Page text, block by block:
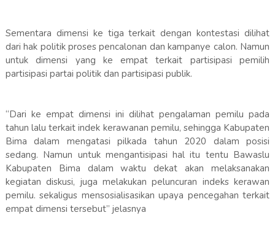
Sementara dimensi ke tiga terkait dengan kontestasi dilihat
dari hak politik proses pencalonan dan kampanye calon. Namun
untuk dimensi yang ke empat terkait partisipasi pemilih
partisipasi partai politik dan partisipasi publik.
“Dari ke empat dimensi ini dilihat pengalaman pemilu pada
tahun lalu terkait indek kerawanan pemilu, sehingga Kabupaten
Bima dalam mengatasi pilkada tahun 2020 dalam posisi
sedang. Namun untuk mengantisipasi hal itu tentu Bawaslu
Kabupaten Bima dalam waktu dekat akan melaksanakan
kegiatan diskusi, juga melakukan peluncuran indeks kerawan
pemilu. sekaligus mensosialisasikan upaya pencegahan terkait
empat dimensi tersebut” jelasnya